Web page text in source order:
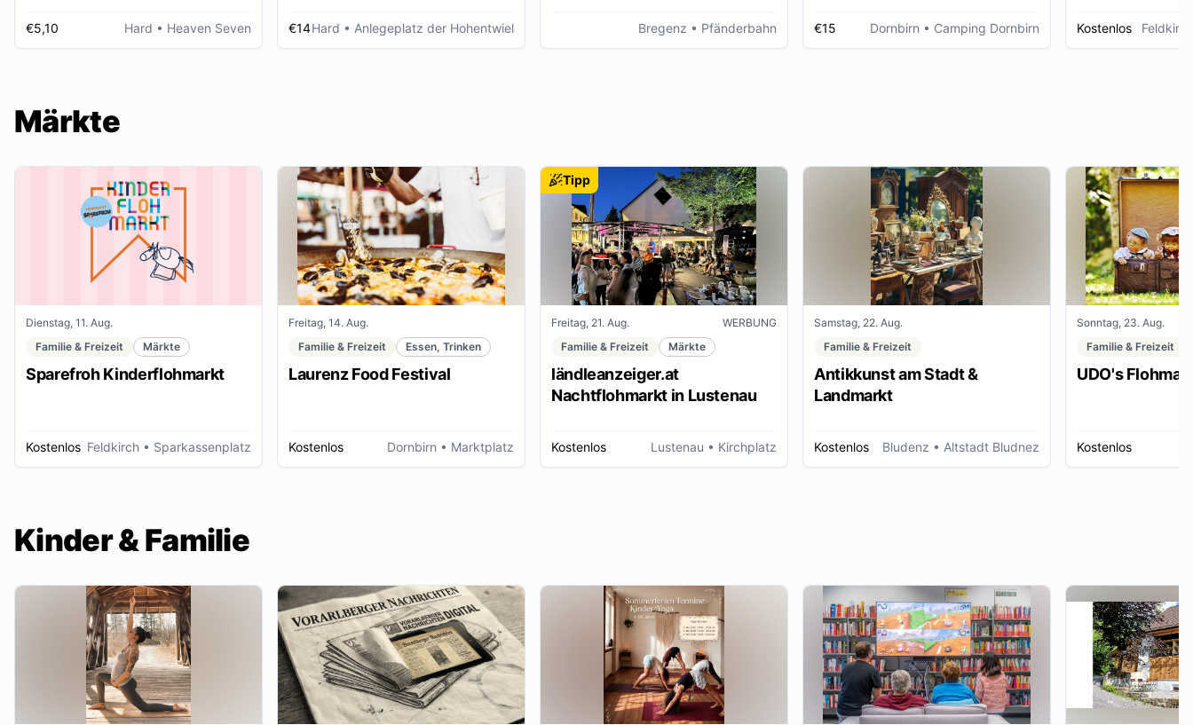
€5,10 Hard • Heaven Seven €14Hard • Anlegeplatz der Hohentwiel Bregenz • Pfänderbahn €15 Dornbirn • Camping Dornbirn Kostenlos Feldkirch
Märkte
Dienstag, 11. Aug.
Familie & Freizeit
Märkte
Sparefroh Kinderflohmarkt
Kostenlos Feldkirch • Sparkassenplatz
Freitag, 14. Aug.
Familie & Freizeit
Essen, Trinken
Laurenz Food Festival
Kostenlos Dornbirn • Marktplatz
Tipp
Freitag, 21. Aug.
WERBUNG
Familie & Freizeit
Märkte
ländleanzeiger.at
Nachtflohmarkt in Lustenau
Kostenlos Lustenau • Kirchplatz
Samstag, 22. Aug.
Familie & Freizeit
Antikkunst am Stadt &
Landmarkt
Kostenlos Bludenz • Altstadt Bludnez
Sonntag, 23. Aug.
Familie & Freizeit
UDO's
Kostenlos
Kinder & Familie